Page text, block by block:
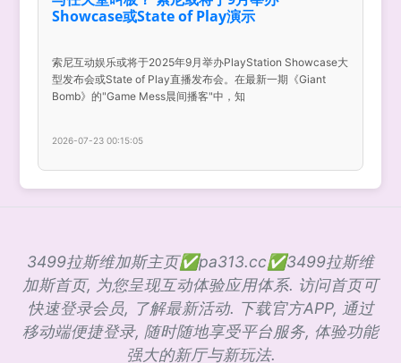
Showcase或State of Play演示
索尼互动娱乐或将于2025年9月举办PlayStation Showcase大
型发布会或State of Play直播发布会。在最新一期《Giant
Bomb》的"Game Mess晨间播客"中，知
2026-07-23 00:15:05
3499拉斯维加斯主页✅pa313.cc✅3499拉斯维
加斯首页, 为您呈现互动体验应用体系. 访问首页可
快速登录会员, 了解最新活动. 下载官方APP, 通过
移动端便捷登录, 随时随地享受平台服务, 体验功能
强大的新厅与新玩法.